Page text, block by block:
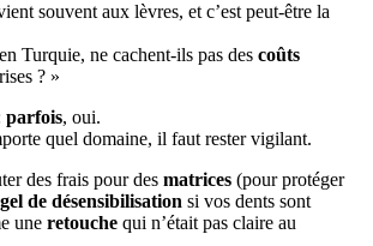
souvent aux lèvres, et c’est peut-être la
en Turquie, ne cachent-ils pas des coûts
? »
parfois, oui.
quel domaine, il faut rester vigilant.
des frais pour des matrices (pour protéger
gel de désensibilisation si vos dents sont
une retouche qui n’était pas claire au